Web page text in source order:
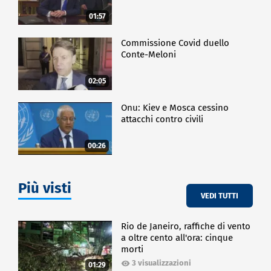
01:57
02:05
Commissione Covid duello
Conte-Meloni
00:26
Onu: Kiev e Mosca cessino
attacchi contro civili
Più visti VEDI TUTTI
01:29
Rio de Janeiro, raffiche di vento
a oltre cento all'ora: cinque
morti
3 visualizzazioni